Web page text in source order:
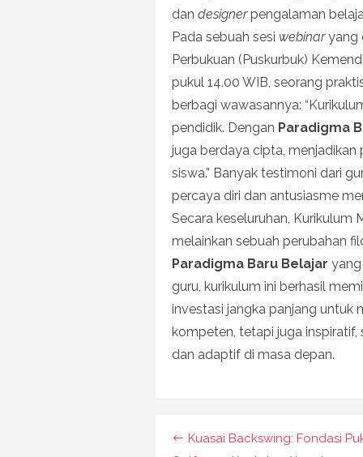
dan designerpengalaman
Pada sebuah sesi webinaryang
Perbukuan (Puskurbuk)
pukul 14.00 WIB, seorang
berbagi wawasannya:
pendidik. Dengan Paradigma
juga berdaya cipta, menjadikan
siswa.” Banyak testimoni dari
percaya diri dan antusiasme
Secara keseluruhan, Kurikulum
melainkan sebuah perubahan
Paradigma Baru Belajar
guru, kurikulum ini berhasil
investasi jangka panjang untuk
kompeten, tetapi juga
dan adaptif di masa depan.
Navigasi
Kuasai Backswing: Fondasi